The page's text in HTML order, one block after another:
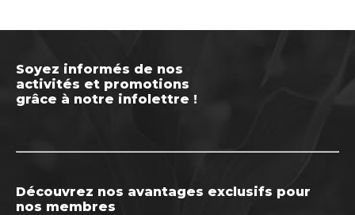
Soyez informés de nos
activités et promotions
grâce à notre infolettre !
Découvrez nos avantages exclusifs pour
nos membres